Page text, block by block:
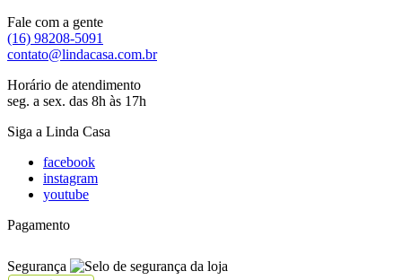
Fale com a gente
(16) 98208-5091
contato@lindacasa.com.br
Horário de atendimento
seg. a sex. das 8h às 17h
Siga a Linda Casa
facebook
instagram
youtube
Pagamento
Segurança